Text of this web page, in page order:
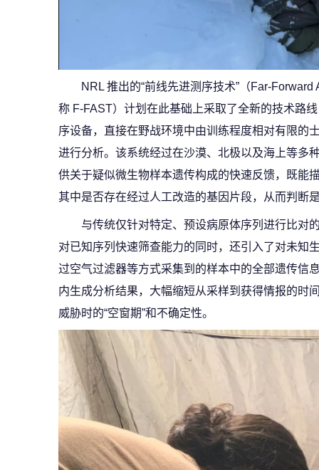
NRL 推出的“前线先进测序技术”（Far-
称 F-FAST）计划在此基础上采取了全新的技术路
序设备，直接在野战环境中由训练程度相对有限的
进行分析。该系统经过在沙漠、北极以及海上等多
供关于疑似微生物样本遗传构成的快速反馈，既能
其中是否存在经过人工改造的基因片段，从而判断
与传统仅针对特定、预设病原体序列进行比对
对已知序列快速筛查能力的同时，还引入了对未知
过空气过滤器等方式采集到的样本中的全部遗传信
内生成分析结果，大幅缩短从采样到获得情报的时
威胁时的“空窗期”和不确定性。